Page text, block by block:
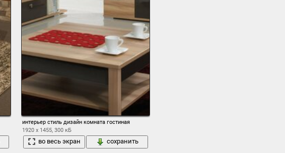
интерьер стиль дизайн комната гостиная
1920 x 1455, 300 кБ
во весь экран сохранить